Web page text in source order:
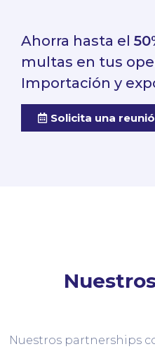
Ahorra hasta el
multas en tus
Importación y
Solicita una
Nuestros partnerships